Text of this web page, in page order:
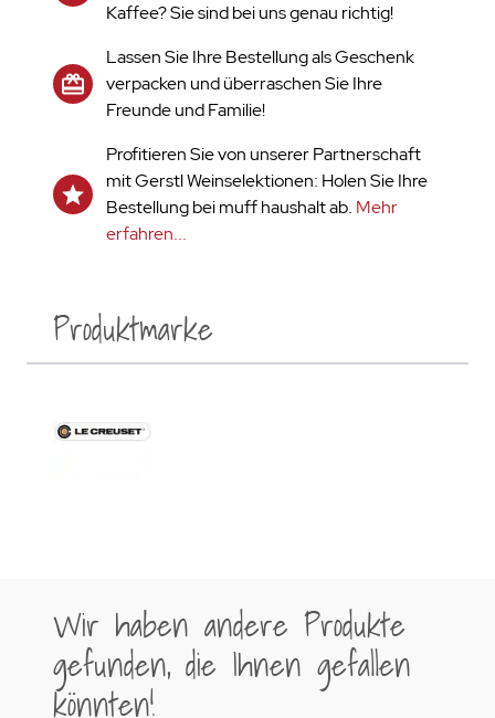
Kaffee? Sie sind bei uns genau richtig!
Lassen Sie Ihre Bestellung als Geschenk
verpacken und überraschen Sie Ihre
Freunde und Familie!
Profitieren Sie von unserer Partnerschaft
mit Gerstl Weinselektionen: Holen Sie Ihre
Bestellung bei muff haushalt ab. Mehr
erfahren...
Produktmarke
Wir haben andere Produkte
gefunden, die Ihnen gefallen
könnten!